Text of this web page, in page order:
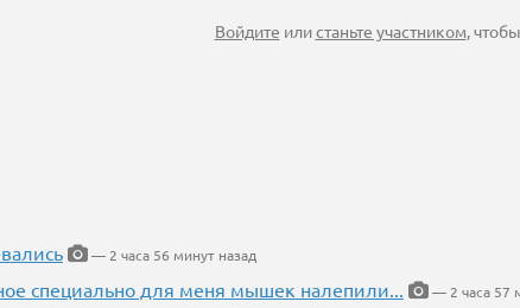
Войдите илистаньте участником,
— 2 часа 56 минут назад
специально для меня мышек налепили...
— 2 часа 57